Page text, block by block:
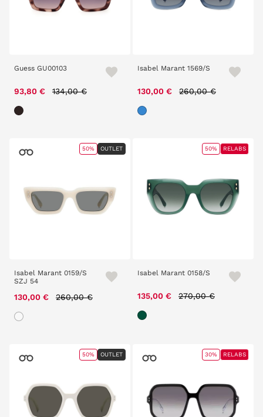
Guess GU00103
93,80 € Price reduced from
134,00 €
Isabel Marant 1569/S
130,00 € Price reduced from
260,00 €
Isabel Marant 0159/S
SZJ 54
130,00 € Price reduced from
260,00 €
50% OUTLET
Isabel Marant 0158/S
135,00 € Price reduced from
270,00 €
50% RELABS
50% OUTLET 30% RELABS